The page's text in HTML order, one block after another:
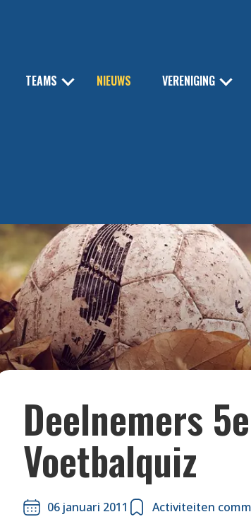
TEAMS NIEUWS VERENIGING
Deelnemers
Voetbalquiz
06 januari 2011
Activiteiten